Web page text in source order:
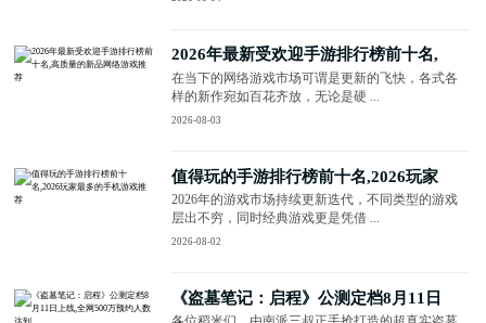
2026年最新受欢迎手游排行榜前十名,
在当下的网络游戏市场可谓是更新的飞快，各式各
样的新作宛如百花齐放，无论是硬 ...
2026-08-03
值得玩的手游排行榜前十名,2026玩家
2026年的游戏市场持续更新迭代，不同类型的游戏
层出不穷，同时经典游戏更是凭借 ...
2026-08-02
《盗墓笔记：启程》公测定档8月11日